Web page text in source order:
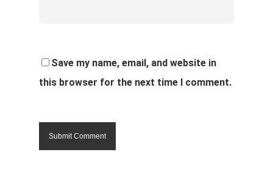
Save my name, email, and website in
this browser for the next time I comment.